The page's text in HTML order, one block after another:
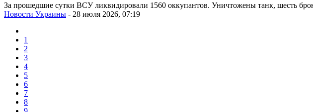
За прошедшие сутки ВСУ ликвидировали 1560 оккупантов. Уничтожены танк, шесть
Новости Украины - 28 июля 2026, 07:19
1
2
3
4
5
6
7
8